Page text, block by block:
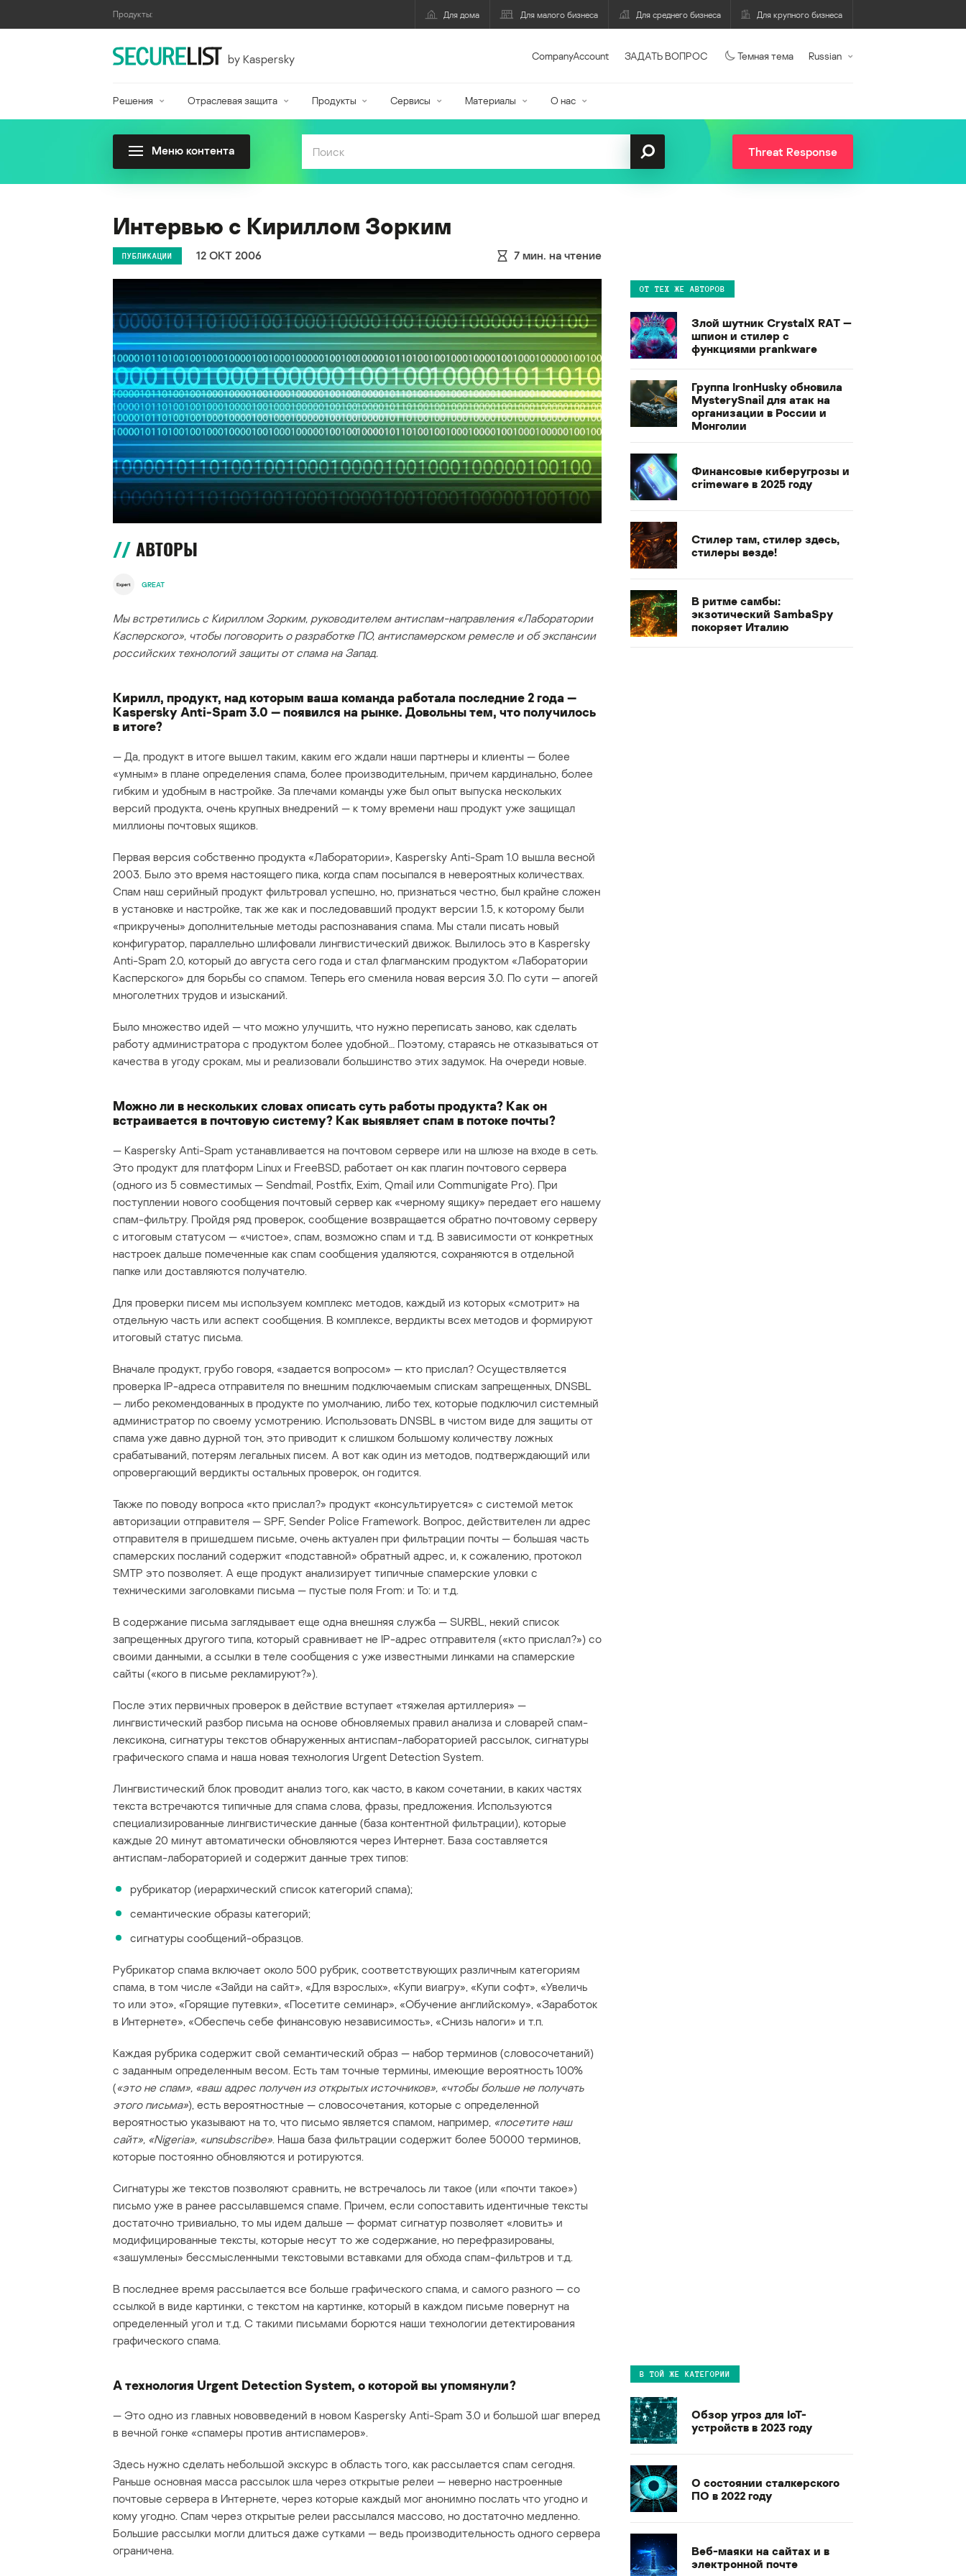
Продукты: Для дома Для малого бизнеса Для среднего бизнеса Для крупного бизнеса
by Kaspersky CompanyAccount ЗАДАТЬ ВОПРОС Темная тема Russian
Решения Отраслевая защита Продукты Сервисы Материалы О нас
Меню контента Threat Response
Интервью с Кириллом Зорким
ПУБЛИКАЦИИ 12 ОКТ 2006 7 мин. на чтение
АВТОРЫ
GREAT
Мы встретились с Кириллом Зорким, руководителем антиспам-направления «Лаборатории
Касперского», чтобы поговорить о разработке ПО, антиспамерском ремесле и об экспансии
российских технологий защиты от спама на Запад.
Кирилл, продукт, над которым ваша команда работала последние 2 года —
Kaspersky Anti-Spam 3.0 — появился на рынке. Довольны тем, что получилось
в итоге?
— Да, продукт в итоге вышел таким, каким его ждали наши партнеры и клиенты — более
«умным» в плане определения спама, более производительным, причем кардинально, более
гибким и удобным в настройке. За плечами команды уже был опыт выпуска нескольких
версий продукта, очень крупных внедрений — к тому времени наш продукт уже защищал
миллионы почтовых ящиков.
Первая версия собственно продукта «Лаборатории», Kaspersky Anti-Spam 1.0 вышла весной
2003. Было это время настоящего пика, когда спам посыпался в невероятных количествах.
Спам наш серийный продукт фильтровал успешно, но, признаться честно, был крайне сложен
в установке и настройке, так же как и последовавший продукт версии 1.5, к которому были
«прикручены» дополнительные методы распознавания спама. Мы стали писать новый
конфигуратор, параллельно шлифовали лингвистический движок. Вылилось это в Kaspersky
Anti-Spam 2.0, который до августа сего года и стал флагманским продуктом «Лаборатории
Касперского» для борьбы со спамом. Теперь его сменила новая версия 3.0. По сути — апогей
многолетних трудов и изысканий.
Было множество идей — что можно улучшить, что нужно переписать заново, как сделать
работу администратора с продуктом более удобной… Поэтому, стараясь не отказываться от
качества в угоду срокам, мы и реализовали большинство этих задумок. На очереди новые.
Можно ли в нескольких словах описать суть работы продукта? Как он
встраивается в почтовую систему? Как выявляет спам в потоке почты?
— Kaspersky Anti-Spam устанавливается на почтовом сервере или на шлюзе на входе в сеть.
Это продукт для платформ Linux и FreeBSD, работает он как плагин почтового сервера
(одного из 5 совместимых — Sendmail, Postfix, Exim, Qmail или Communigate Pro). При
поступлении нового сообщения почтовый сервер как «черному ящику» передает его нашему
спам-фильтру. Пройдя ряд проверок, сообщение возвращается обратно почтовому серверу
с итоговым статусом — «чистое», спам, возможно спам и т.д. В зависимости от конкретных
настроек дальше помеченные как спам сообщения удаляются, сохраняются в отдельной
папке или доставляются получателю.
Для проверки писем мы используем комплекс методов, каждый из которых «смотрит» на
отдельную часть или аспект сообщения. В комплексе, вердикты всех методов и формируют
итоговый статус письма.
Вначале продукт, грубо говоря, «задается вопросом» — кто прислал? Осуществляется
проверка IP-адреса отправителя по внешним подключаемым спискам запрещенных, DNSBL
— либо рекомендованных в продукте по умолчанию, либо тех, которые подключил системный
администратор по своему усмотрению. Использовать DNSBL в чистом виде для защиты от
спама уже давно дурной тон, это приводит к слишком большому количеству ложных
срабатываний, потерям легальных писем. А вот как один из методов, подтверждающий или
опровергающий вердикты остальных проверок, он годится.
Также по поводу вопроса «кто прислал?» продукт «консультируется» с системой меток
авторизации отправителя — SPF, Sender Police Framework. Вопрос, действителен ли адрес
отправителя в пришедшем письме, очень актуален при фильтрации почты — большая часть
спамерских посланий содержит «подставной» обратный адрес, и, к сожалению, протокол
SMTP это позволяет. А еще продукт анализирует типичные спамерские уловки с
техническими заголовками письма — пустые поля From: и To: и т.д.
В содержание письма заглядывает еще одна внешняя служба — SURBL, некий список
запрещенных другого типа, который сравнивает не IP-адрес отправителя («кто прислал?») со
своими данными, а ссылки в теле сообщения с уже известными линками на спамерские
сайты («кого в письме рекламируют?»).
После этих первичных проверок в действие вступает «тяжелая артиллерия» —
лингвистический разбор письма на основе обновляемых правил анализа и словарей спам-
лексикона, сигнатуры текстов обнаруженных антиспам-лабораторией рассылок, сигнатуры
графического спама и наша новая технология Urgent Detection System.
Лингвистический блок проводит анализ того, как часто, в каком сочетании, в каких частях
текста встречаются типичные для спама слова, фразы, предложения. Используются
специализированные лингвистические данные (база контентной фильтрации), которые
каждые 20 минут автоматически обновляются через Интернет. База составляется
антиспам-лабораторией и содержит данные трех типов:
рубрикатор (иерархический список категорий спама);
семантические образы категорий;
сигнатуры сообщений-образцов.
Рубрикатор спама включает около 500 рубрик, соответствующих различным категориям
спама, в том числе «Зайди на сайт», «Для взрослых», «Купи виагру», «Купи софт», «Увеличь
то или это», «Горящие путевки», «Посетите семинар», «Обучение английскому», «Заработок
в Интернете», «Обеспечь себе финансовую независимость», «Снизь налоги» и т.п.
Каждая рубрика содержит свой семантический образ — набор терминов (словосочетаний)
с заданным определенным весом. Есть там точные термины, имеющие вероятность 100%
(«это не спам», «ваш адрес получен из открытых источников», «чтобы больше не получать
этого письма»), есть вероятностные — словосочетания, которые с определенной
вероятностью указывают на то, что письмо является спамом, например, «посетите наш
сайт», «Nigeria», «unsubscribe». Наша база фильтрации содержит более 50000 терминов,
которые постоянно обновляются и ротируются.
Сигнатуры же текстов позволяют сравнить, не встречалось ли такое (или «почти такое»)
письмо уже в ранее рассылавшемся спаме. Причем, если сопоставить идентичные тексты
достаточно тривиально, то мы идем дальше — формат сигнатур позволяет «ловить» и
модифицированные тексты, которые несут то же содержание, но перефразированы,
«зашумлены» бессмысленными текстовыми вставками для обхода спам-фильтров и т.д.
В последнее время рассылается все больше графического спама, и самого разного — со
ссылкой в виде картинки, с текстом на картинке, который в каждом письме повернут на
определенный угол и т.д. С такими письмами борются наши технологии детектирования
графического спама.
А технология Urgent Detection System, о которой вы упомянули?
— Это одно из главных нововведений в новом Kaspersky Anti-Spam 3.0 и большой шаг вперед
в вечной гонке «спамеры против антиспамеров».
Здесь нужно сделать небольшой экскурс в область того, как рассылается спам сегодня.
Раньше основная масса рассылок шла через открытые релеи — неверно настроенные
почтовые сервера в Интернете, через которые каждый мог анонимно послать что угодно и
кому угодно. Спам через открытые релеи рассылался массово, но достаточно медленно.
Большие рассылки могли длиться даже сутками — ведь производительность одного сервера
ограничена.
ОТ ТЕХ ЖЕ АВТОРОВ
Злой шутник CrystalX RAT —
шпион и стилер с
функциями prankware
Группа IronHusky обновила
MysterySnail для атак на
организации в России и
Монголии
Финансовые киберугрозы и
crimeware в 2025 году
Стилер там, стилер здесь,
стилеры везде!
В ритме самбы:
экзотический SambaSpy
покоряет Италию
В ТОЙ ЖЕ КАТЕГОРИИ
Обзор угроз для IoT-
устройств в 2023 году
О состоянии сталкерского
ПО в 2022 году
Веб-маяки на сайтах и в
электронной почте